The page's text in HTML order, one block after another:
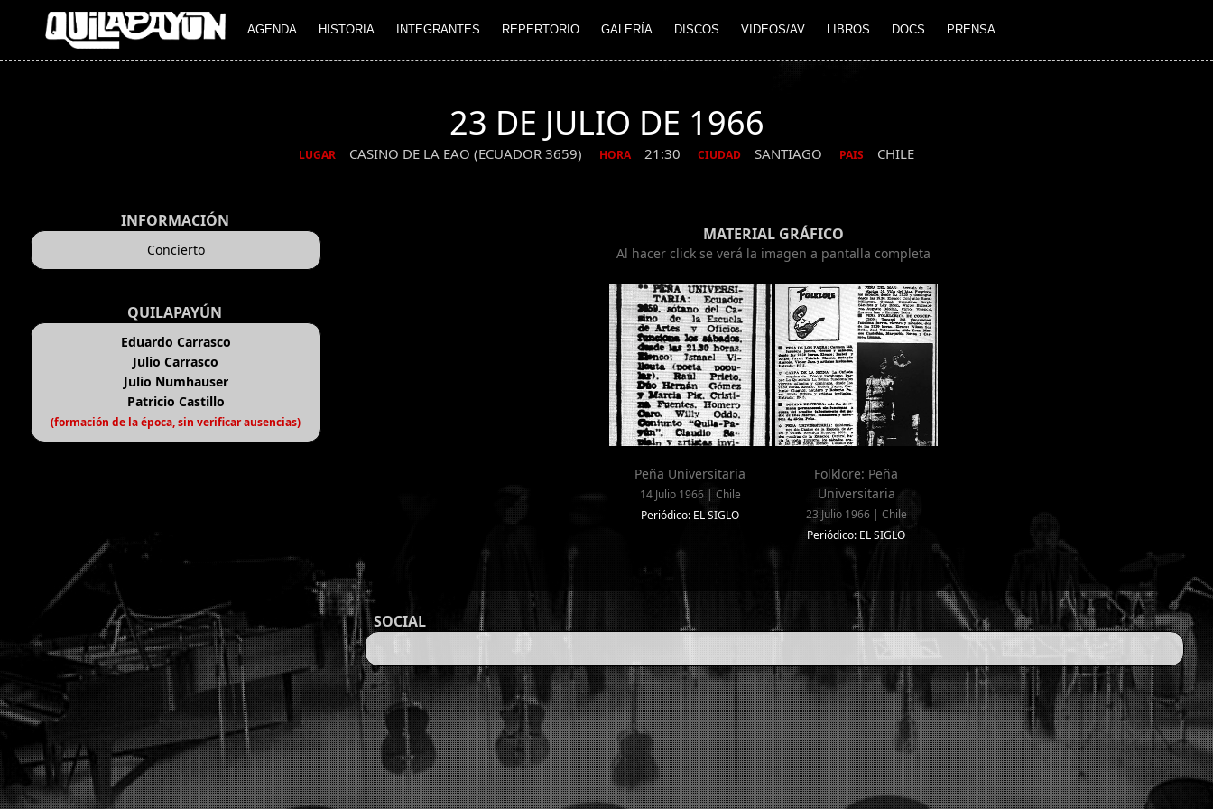
AGENDA HISTORIA INTEGRANTES REPERTORIO GALERÍA DISCOS VIDEOS/AV LIBROS DOCS PRENSA
23 DE JULIO DE 1966
LUGAR CASINO DE LA EAO (ECUADOR 3659) HORA 21:30 CIUDAD SANTIAGO PAIS CHILE
INFORMACIÓN
Concierto
QUILAPAYÚN
Eduardo Carrasco
Julio Carrasco
Julio Numhauser
Patricio Castillo
(formación de la época, sin verificar ausencias)
MATERIAL GRÁFICO
Al hacer click se verá la imagen a pantalla completa
Peña Universitaria
14 Julio 1966 | Chile
Periódico: EL SIGLO
Folklore: Peña
Universitaria
23 Julio 1966 | Chile
Periódico: EL SIGLO
SOCIAL